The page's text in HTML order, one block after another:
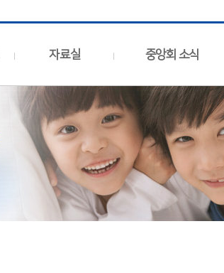
자료실 중앙회 소식